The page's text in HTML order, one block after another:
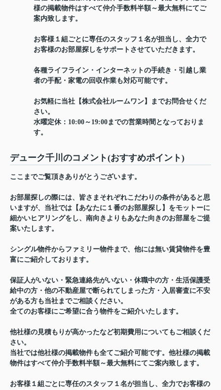
様の掲載物件はすべて仲介手数料半額～最大無料にてご
案内致します。
お客様１組ごとに専任のスタッフ１名が担当し、全力で
お客様のお部屋探しをサポートさせていただきます。
各種ライフライン・インターネットの手続き・引越し業
者の手配・家電の回収作業も対応可能です。
お気軽に当社【株式会社ルームワン】までお問合せくだ
さい。
水曜定休：10:00～19:00までの営業時間となっておりま
す。
デューク千川のコメント(おすすめポイント)
ここまでご覧頂きありがとうございます。
お部屋探しの際には、皆さまそれぞれこだわりの条件があると思
いますが、当社では【あなたに１番のお部屋探し】をモットーに
細かいヒアリングをし、南向きよりもあなた向きのお部屋をご提
案いたします。
シングル物件からファミリー物件まで、他には無い賃貸物件を豊
富にご紹介しております。
保証人がいない・緊急連絡先がいない・休職中の方・生活保護受
給中の方・他の不動産屋で断られてしまった方・入居審査に不安
がある方も当社までご相談ください。
全てのお客様にご希望に合う物件をご紹介いたします。
他社様の見積もりが高かったなど初期費用についてもご相談くだ
さい。
当社では他社様の掲載物件も全てご紹介可能です。他社様の掲載
物件はすべて仲介手数料半額～最大無料にてご案内致します。
お客様１組ごとに専任のスタッフ１名が担当し、全力でお客様の